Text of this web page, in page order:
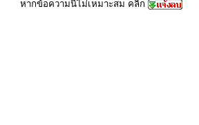
หากข้อความนี้ไม่เหมาะสม คลิก